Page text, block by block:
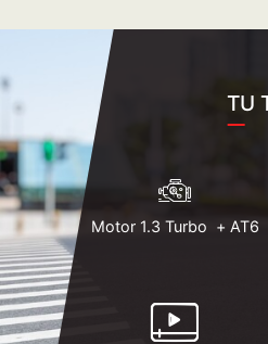
TU
Motor 1.3 Turbo + AT6